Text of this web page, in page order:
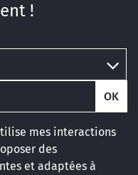
!
OK
mes interactions
des
et adaptées à